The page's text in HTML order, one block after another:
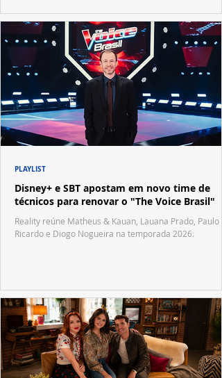
Disney+ e SBT apostam em novo time de
técnicos para renovar o "The Voice Brasil"
Reality reúne Matheus & Kauan, Lauana Prado, Paulo
Ricardo e Diogo Nogueira na temporada 2026.
PLAYLIST